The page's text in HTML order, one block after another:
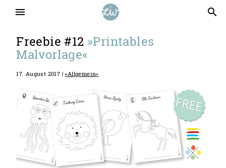
menu search
Freebie #12 »Printables
Malvorlage«
17. August 2017 |»Allgemein«